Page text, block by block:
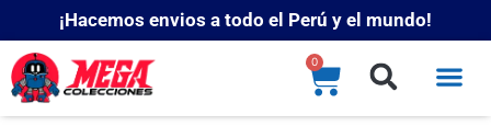
¡Hacemos envios a todo el Perú y el mundo!
0